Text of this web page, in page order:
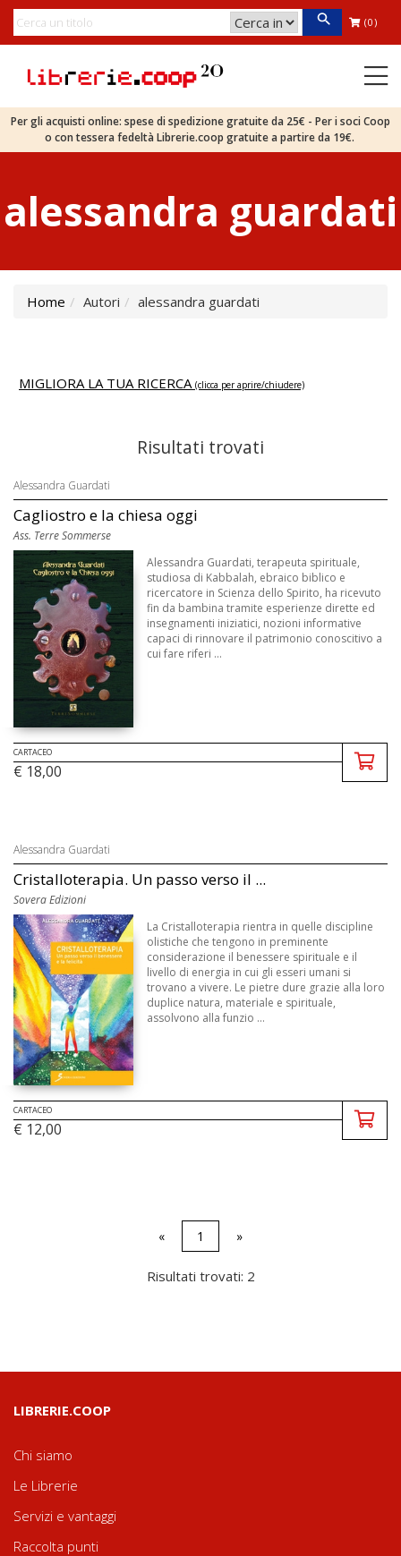
(0)
Per gli acquisti online: spese di spedizione gratuite da 25€ - Per i soci Coop
o con tessera fedeltà Librerie.coop gratuite a partire da 19€.
alessandra guardati
Home Autori alessandra guardati
MIGLIORA LA TUA RICERCA (clicca per aprire/chiudere)
Risultati trovati
Alessandra Guardati
Cagliostro e la chiesa oggi
Ass. Terre Sommerse
Alessandra Guardati, terapeuta spirituale,
studiosa di Kabbalah, ebraico biblico e
ricercatore in Scienza dello Spirito, ha ricevuto
fin da bambina tramite esperienze dirette ed
insegnamenti iniziatici, nozioni informative
capaci di rinnovare il patrimonio conoscitivo a
cui fare riferi ...
CARTACEO
€ 18,00
Alessandra Guardati
Cristalloterapia. Un passo verso il ...
Sovera Edizioni
La Cristalloterapia rientra in quelle discipline
olistiche che tengono in preminente
considerazione il benessere spirituale e il
livello di energia in cui gli esseri umani si
trovano a vivere. Le pietre dure grazie alla loro
duplice natura, materiale e spirituale,
assolvono alla funzio ...
CARTACEO
€ 12,00
« 1 »
Risultati trovati: 2
LIBRERIE.COOP
Chi siamo
Le Librerie
Servizi e vantaggi
Raccolta punti